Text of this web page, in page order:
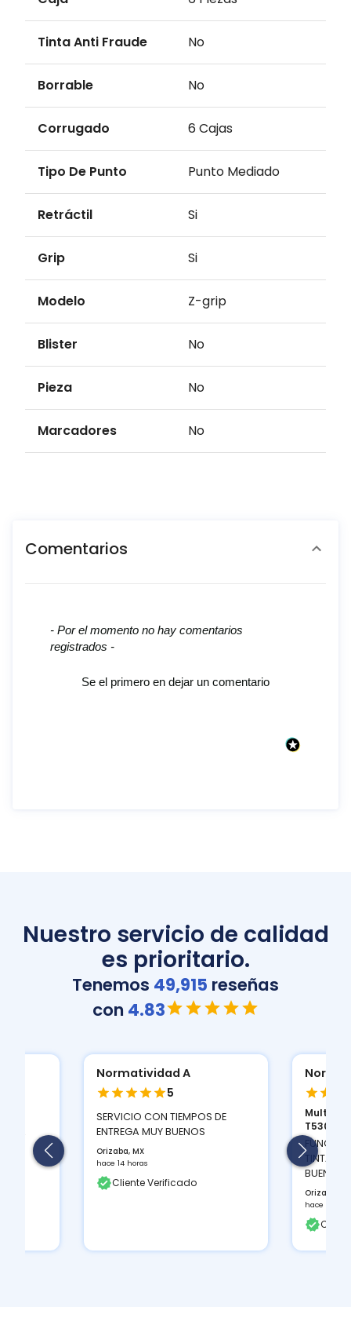
Tinta Anti Fraude No
Borrable No
Corrugado 6 Cajas
Tipo De Punto Punto Mediado
Retráctil Si
Grip Si
Modelo Z-grip
Blister No
Pieza No
Marcadores No
Comentarios
- Por el momento no hay comentarios
registrados -
Se el primero en dejar un comentario
New content loaded
Nuestro servicio de calidad
es prioritario.
Tenemos 49,915 reseñas
con 4.83
Normatividad A
5
SERVICIO CON TIEMPOS DE
ENTREGA MUY BUENOS
Orizaba, MX
hace 14 horas
Cliente Verificado
T530D...
TINTAS
BUEN
Orizaba,
hace 14